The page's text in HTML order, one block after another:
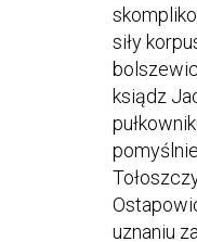
siły
ksiądz
uznaniu